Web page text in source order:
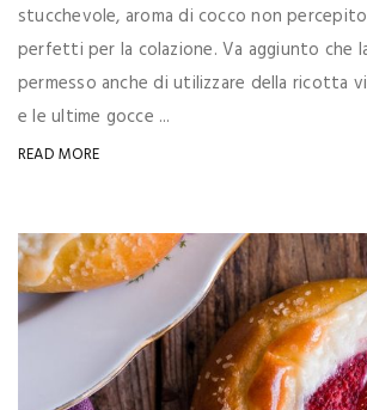
stucchevole, aroma di cocco non
perfetti per la colazione. Va aggiunto che
permesso anche di utilizzare della ricotta
e le ultime gocce ...
READ MORE